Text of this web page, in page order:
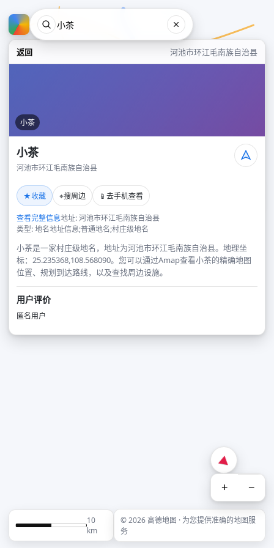
返回 河池市环江毛南族自治县
小茶
小茶
河池市环江毛南族自治县
★收藏 ⌖搜周边 📱 去手机查看
查看完整信息地址: 河池市环江毛南族自治县
类型: 地名地址信息;普通地名;村庄级地名
小茶是一家村庄级地名，地址为河池市环江毛南族自治县。地理坐
标：25.235368,108.568090。您可以通过Amap查看小茶的精确地图
位置、规划到达路线，以及查找周边设施。
用户评价
匿名用户
+ −
10
km
© 2026 高德地图 · 为您提供准确的地图服
务